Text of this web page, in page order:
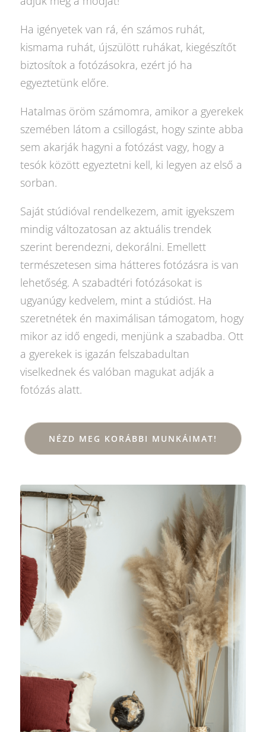
Ha igényetek van rá, én számos ruhát,
kismama ruhát, újszülött ruhákat, kiegészítőt
biztosítok a fotózásokra, ezért jó ha
egyeztetünk előre.
Hatalmas öröm számomra, amikor a gyerekek
szemében látom a csillogást, hogy szinte abba
sem akarják hagyni a fotózást vagy, hogy a
tesók között egyeztetni kell, ki legyen az első a
sorban.
Saját stúdióval rendelkezem, amit igyekszem
mindig változatosan az aktuális trendek
szerint berendezni, dekorálni. Emellett
természetesen sima hátteres fotózásra is van
lehetőség. A szabadtéri fotózásokat is
ugyanúgy kedvelem, mint a stúdióst. Ha
szeretnétek én maximálisan támogatom, hogy
mikor az idő engedi, menjünk a szabadba. Ott
a gyerekek is igazán felszabadultan
viselkednek és valóban magukat adják a
fotózás alatt.
NÉZD MEG KORÁBBI MUNKÁIMAT!